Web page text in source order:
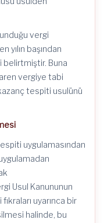
vergi
başından
belirtmiştir. Buna
vergiye tabi
tespiti usulünü
uygulamasından
Usul Kanununun
uyarınca bir
halinde, bu